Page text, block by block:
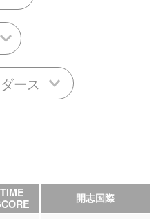
ース
TIME
開志国際